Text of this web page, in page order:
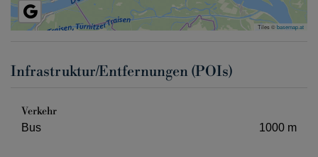
Tiles ©basemap.at
Infrastruktur/Entfernungen (POIs)
Verkehr
Bus 1000 m